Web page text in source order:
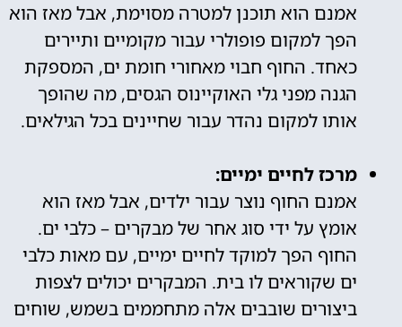
אמנם הוא תוכנן למטרה מסוימת, אבל מאז הוא
הפך למקום פופולרי עבור מקומיים ותיירים
כאחד. החוף חבוי מאחורי חומת ים, המספקת
הגנה מפני גלי האוקיינוס הגסים, מה שהופך
אותו למקום נהדר עבור שחיינים בכל הגילאים.
מרכז לחיים ימיים:
אמנם החוף נוצר עבור ילדים, אבל מאז הוא
אומץ על ידי סוג אחר של מבקרים – כלבי ים.
החוף הפך למוקד לחיים ימיים, עם מאות כלבי
ים שקוראים לו בית. המבקרים יכולים לצפות
ביצורים שובבים אלה מתחממים בשמש, שוחים